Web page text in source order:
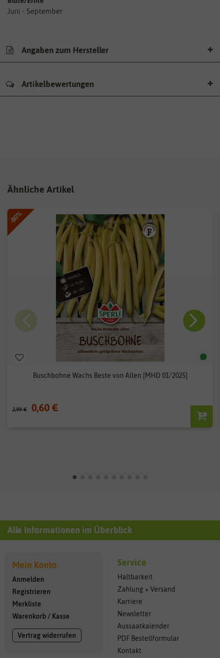
Juni - September
Angaben zum Hersteller
Artikelbewertungen
Ähnliche Artikel
-80%
Buschbohne Wachs Beste von Allen [MHD 01/2025]
2,99 € 0,60 €
Alle Informationen im Überblick
Mein Konto
Anmelden
Registrieren
Merkliste
Warenkorb / Kasse
Vertrag widerrufen
Service
Haltbarkeit
Zahlung + Versand
Karriere
Newsletter
Aussaatkalender
PDF Bestellformular
Kontakt